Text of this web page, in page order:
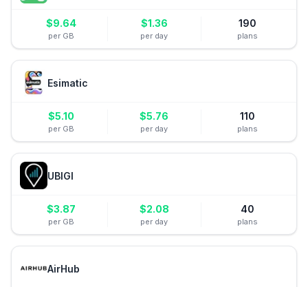
$9.64
per GB
$1.36
per day
190
plans
Esimatic
$5.10
per GB
$5.76
per day
110
plans
UBIGI
$3.87
per GB
$2.08
per day
40
plans
AirHub